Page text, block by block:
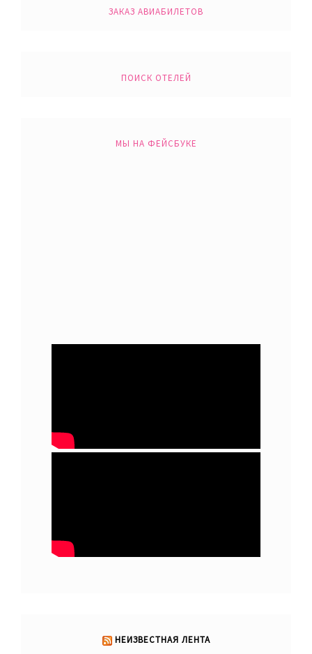
ЗАКАЗ АВИАБИЛЕТОВ
ПОИСК ОТЕЛЕЙ
МЫ НА ФЕЙСБУКЕ
НЕИЗВЕСТНАЯ ЛЕНТА